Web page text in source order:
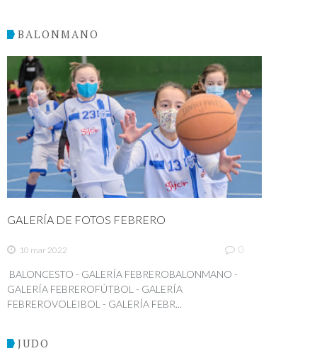
BALONMANO
GALERÍA DE FOTOS FEBRERO
10 mar 2022 0
BALONCESTO - GALERÍA FEBREROBALONMANO -
GALERÍA FEBREROFÚTBOL - GALERÍA
FEBREROVOLEIBOL - GALERÍA FEBR...
JUDO